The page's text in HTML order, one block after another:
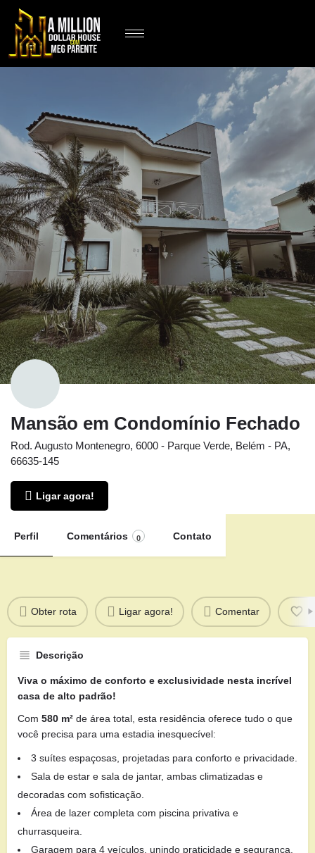
Mansão em Condomínio Fechado
Rod. Augusto Montenegro, 6000 - Parque Verde, Belém - PA,
66635-145
Ligar agora!
Perfil Comentários 0 Contato
Obter rota Ligar agora! Comentar
Descrição
Viva o máximo de conforto e exclusividade nesta incrível
casa de alto padrão!
Com 580 m² de área total, esta residência oferece tudo o que
você precisa para uma estadia inesquecível:
3 suítes espaçosas, projetadas para conforto e privacidade.
Sala de estar e sala de jantar, ambas climatizadas e
decoradas com sofisticação.
Área de lazer completa com piscina privativa e
churrasqueira.
Garagem para 4 veículos, unindo praticidade e segurança.